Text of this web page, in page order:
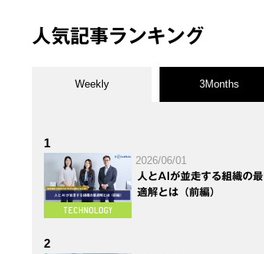
人気記事ランキング
Weekly 3Months
1
2026/06/01
人とAIが並走する組織の最
適解とは（前編）
2